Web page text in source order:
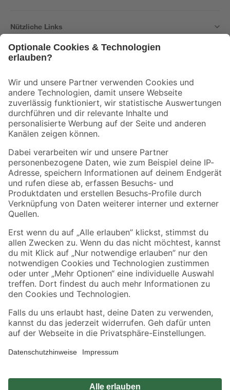
Nützliche Links
Der toom Newsletter: Keine Angebote und Aktionen mehr verpassen!
Zur Newsletter Anmeldung
Folge uns
Zahlungsarten Versandarten
Sicher einkaufen
Jetzt die toom-App herunterladen
Alle Preisangaben in EUR inkl. gesetzl. MwSt.. Die dargestellten Angebote sind unter
Umständen nicht in allen Märkten verfügbar. Die angegebenen Verfügbarkeiten beziehen
Produkte nur solange der Vorrat reicht.
*Paketversand ab 59 € versandkostenfrei, gilt nicht für Artikel mit Speditionsversand, hier
Privatsphäre Impressum